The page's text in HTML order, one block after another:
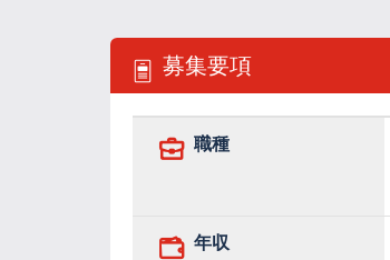
募集要項
職種
年収